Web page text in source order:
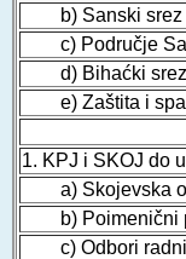
b) Sanski srez
c) Područje
d) Bihaćki srez
e) Zaštita i
1. KPJ i SKOJ do
a) Skojevska
b) Poimenični
c) Odbori